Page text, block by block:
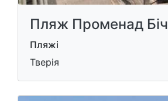
Пляж Променад Біч
Пляжі
Тверія